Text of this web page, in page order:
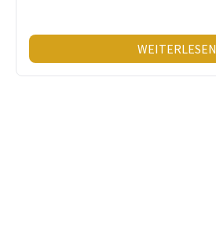
WEITERLESEN